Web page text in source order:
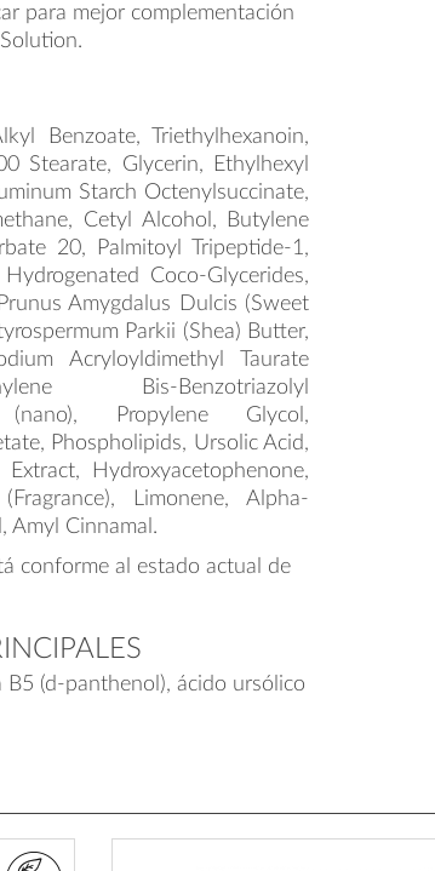
para mejor complementación
Benzoate, Triethylhexanoin,
Stearate, Glycerin, Ethylhexyl
Starch Octenylsuccinate,
Cetyl Alcohol, Butylene
20, Palmitoyl Tripeptide-1,
Coco-Glycerides,
Amygdalus Dulcis (Sweet
Parkii (Shea) Butter,
Acryloyldimethyl Taurate
Bis-Benzotriazolyl
(nano), Propylene Glycol,
Phospholipids, Ursolic Acid,
Hydroxyacetophenone,
Limonene, Alpha-
Amyl Cinnamal.
conforme al estado actual de
(d-panthenol), ácido ursólico